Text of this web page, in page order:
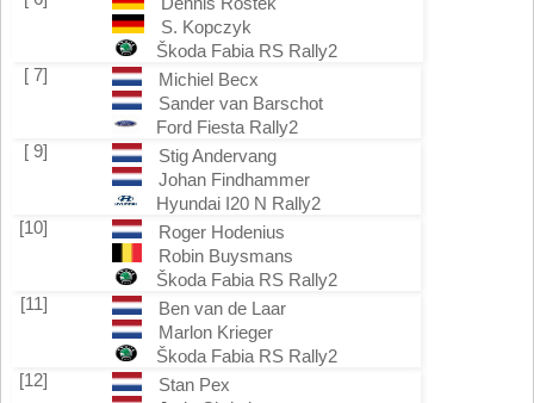
S. Kopczyk
Škoda Fabia RS Rally2
[ 7]
Michiel Becx
Sander van Barschot
Ford Fiesta Rally2
[ 9]
Stig Andervang
Johan Findhammer
Hyundai I20 N Rally2
[10]
Roger Hodenius
Robin Buysmans
Škoda Fabia RS Rally2
[11]
Ben van de Laar
Marlon Krieger
Škoda Fabia RS Rally2
[12]
Stan Pex